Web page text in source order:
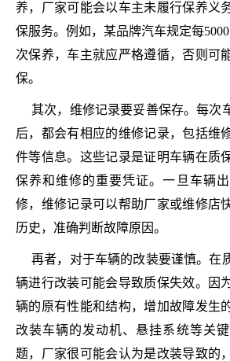
养，厂家可能会以车主未履行保养义
保服务。例如，某品牌汽车规定每
次保养，车主就应严格遵循，否则可
保。
其次，维修记录要妥善保存。每次
后，都会有相应的维修记录，包括维
件等信息。这些记录是证明车辆在质
保养和维修的重要凭证。一旦车辆
修，维修记录可以帮助厂家或维修店
历史，准确判断故障原因。
再者，对于车辆的改装要谨慎。在
辆进行改装可能会导致质保失效。因
辆的原有性能和结构，增加故障发生
改装车辆的发动机、悬挂系统等关
题，厂家很可能会认为是改装导致的